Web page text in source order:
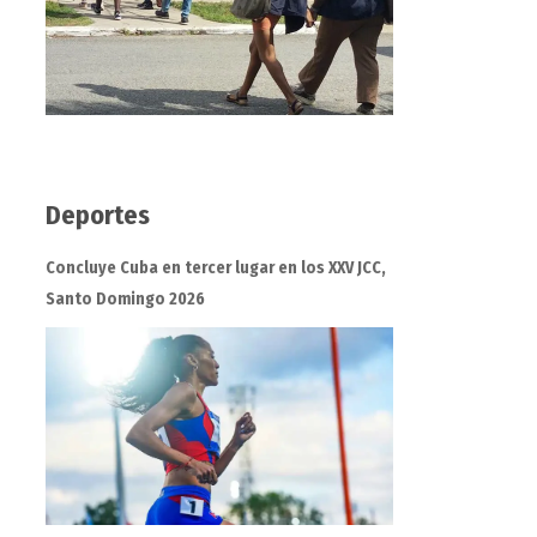
Deportes
Concluye Cuba en tercer lugar en los XXV JCC,
Santo Domingo 2026